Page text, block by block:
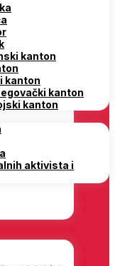
kanton
kanton
kanton
kanton
aktivista i